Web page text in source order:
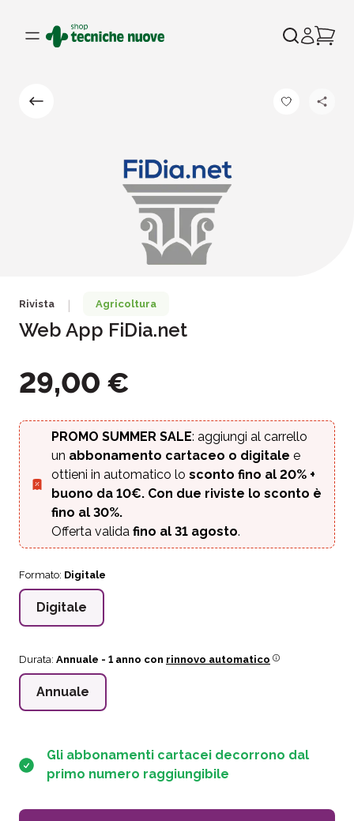
Rivista Agricoltura
Web App FiDia.net
29,00 €
PROMO SUMMER SALE: aggiungi al carrello
un abbonamento cartaceo o digitale e
ottieni in automatico lo sconto fino al 20% +
buono da 10€. Con due riviste lo sconto è
fino al 30%.
Offerta valida fino al 31 agosto.
Formato: Digitale
Digitale
Durata: Annuale - 1 anno con rinnovo automatico
Annuale
Gli abbonamenti cartacei decorrono dal
primo numero raggiungibile